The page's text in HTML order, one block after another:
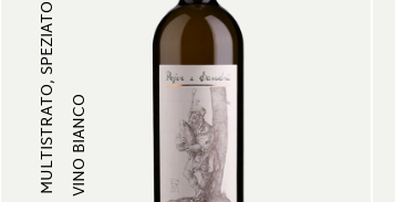
MULTISTRATO, SPEZIATOVINO BIANCO